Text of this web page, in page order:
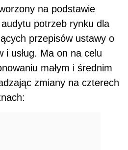
na podstawie
potrzeb rynku dla
przepisów ustawy o
i usług. Ma on na celu
małym i średnim
zmiany na czterech